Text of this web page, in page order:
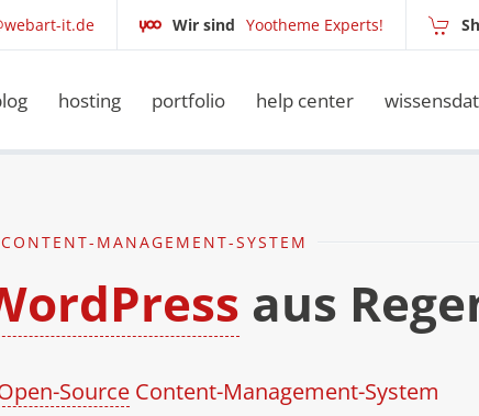
it.de Wir sind Yootheme Experts!
hosting portfolio help center
CONTENT-MANAGEMENT-SYSTEM
aus
Source Content-Management-System